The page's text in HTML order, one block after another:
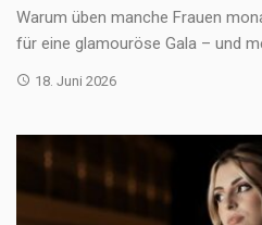
Warum üben manche Frauen
für eine glamouröse Gala – und
18. Juni 2026